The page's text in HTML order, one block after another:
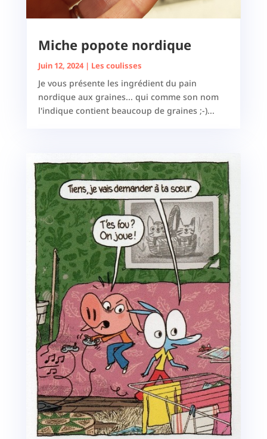
Miche popote nordique
Juin 12, 2024| Les coulisses
Je vous présente les ingrédient du pain
nordique aux graines... qui comme son nom
l'indique contient beaucoup de graines ;-)...